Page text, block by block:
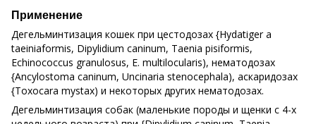
Применение
Дегельминтизация кошек при цестодозах {Нуdatiger а
taeiniaformis, Dipylidium саnіnum, Taenia pisiformis,
Echinococcus granulosus, E. multilocularis), нематодозах
{Ancylostoma саninum, Uncinaria stenocephala), аскаридозах
{Toxocara mystax) и некоторых других нематодозах.
Дегельминтизация собак (маленькие породы и щенки с 4-х